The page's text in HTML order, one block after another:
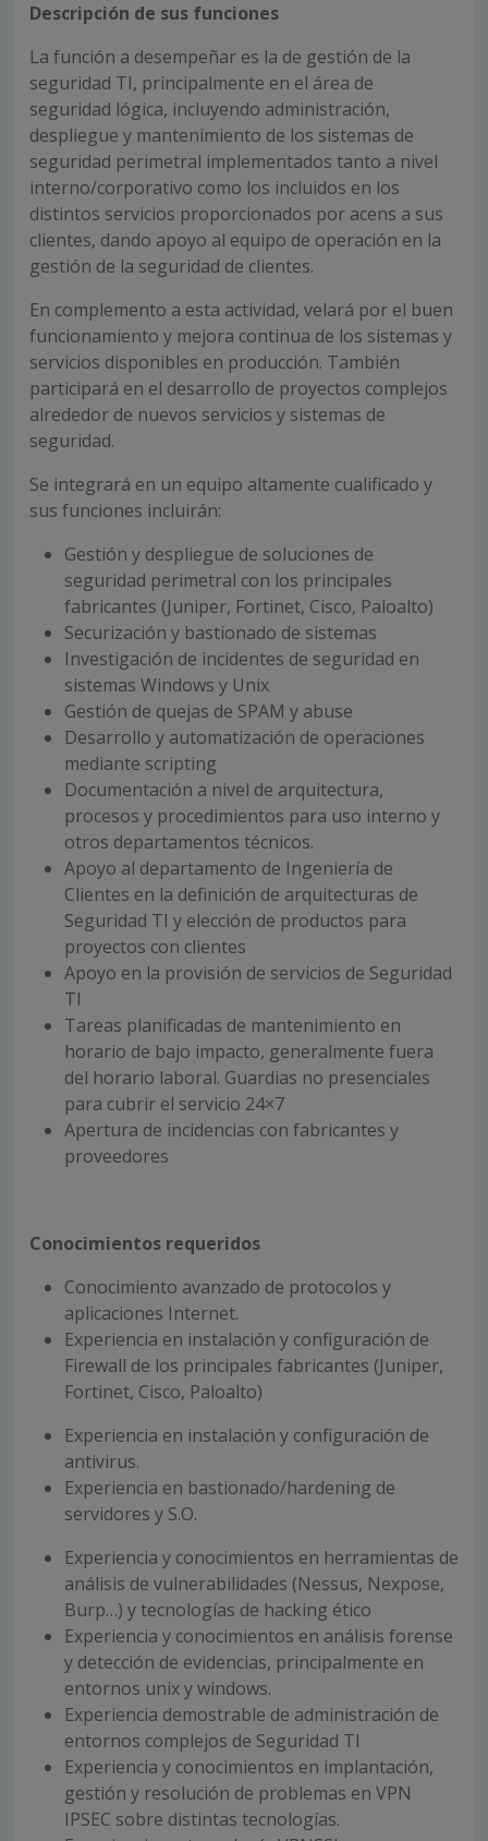
Descripción de sus funciones
La función a desempeñar es la de gestión de la
seguridad TI, principalmente en el área de
seguridad lógica, incluyendo administración,
despliegue y mantenimiento de los sistemas de
seguridad perimetral implementados tanto a nivel
interno/corporativo como los incluidos en los
distintos servicios proporcionados por acens a sus
clientes, dando apoyo al equipo de operación en la
gestión de la seguridad de clientes.
En complemento a esta actividad, velará por el buen
funcionamiento y mejora continua de los sistemas y
servicios disponibles en producción. También
participará en el desarrollo de proyectos complejos
alrededor de nuevos servicios y sistemas de
seguridad.
Se integrará en un equipo altamente cualificado y
sus funciones incluirán:
Gestión y despliegue de soluciones de
seguridad perimetral con los principales
fabricantes (Juniper, Fortinet, Cisco, Paloalto)
Securización y bastionado de sistemas
Investigación de incidentes de seguridad en
sistemas Windows y Unix
Gestión de quejas de SPAM y abuse
Desarrollo y automatización de operaciones
mediante scripting
Documentación a nivel de arquitectura,
procesos y procedimientos para uso interno y
otros departamentos técnicos.
Apoyo al departamento de Ingeniería de
Clientes en la definición de arquitecturas de
Seguridad TI y elección de productos para
proyectos con clientes
Apoyo en la provisión de servicios de Seguridad
TI
Tareas planificadas de mantenimiento en
horario de bajo impacto, generalmente fuera
del horario laboral. Guardias no presenciales
para cubrir el servicio 24×7
Apertura de incidencias con fabricantes y
proveedores
Conocimientos requeridos
Conocimiento avanzado de protocolos y
aplicaciones Internet.
Experiencia en instalación y configuración de
Firewall de los principales fabricantes (Juniper,
Fortinet, Cisco, Paloalto)
Experiencia en instalación y configuración de
antivirus.
Experiencia en bastionado/hardening de
servidores y S.O.
Experiencia y conocimientos en herramientas de
análisis de vulnerabilidades (Nessus, Nexpose,
Burp…) y tecnologías de hacking ético
Experiencia y conocimientos en análisis forense
y detección de evidencias, principalmente en
entornos unix y windows.
Experiencia demostrable de administración de
entornos complejos de Seguridad TI
Experiencia y conocimientos en implantación,
gestión y resolución de problemas en VPN
IPSEC sobre distintas tecnologías.